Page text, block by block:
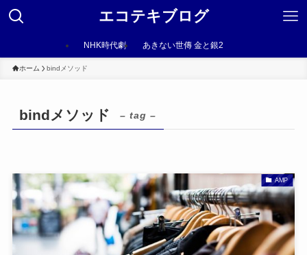
エコテキブログ
NHK時代劇 あきない世傳 金と銀2
ホーム bindメソッド
bindメソッド – tag –
AMP